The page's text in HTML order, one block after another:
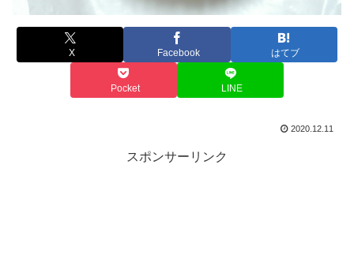
X Facebook はてブ
Pocket LINE
2020.12.11
スポンサーリンク